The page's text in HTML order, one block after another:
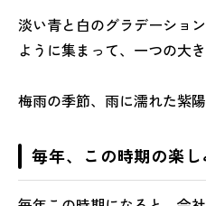
淡い青と白のグラデーショ
ように集まって、一つの大
梅雨の季節、雨に濡れた紫
毎年、この時期の楽し